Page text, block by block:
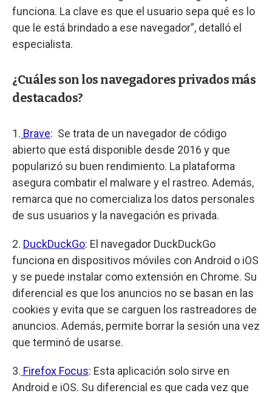
funciona. La clave es que el usuario sepa qué es lo
que le está brindado a ese navegador”, detalló el
especialista.
¿Cuáles son los navegadores privados más
destacados?
1. Brave: Se trata de un navegador de código
abierto que está disponible desde 2016 y que
popularizó su buen rendimiento. La plataforma
asegura combatir el malware y el rastreo. Además,
remarca que no comercializa los datos personales
de sus usuarios y la navegación es privada.
2. DuckDuckGo: El navegador DuckDuckGo
funciona en dispositivos móviles con Android o iOS
y se puede instalar como extensión en Chrome. Su
diferencial es que los anuncios no se basan en las
cookies y evita que se carguen los rastreadores de
anuncios. Además, permite borrar la sesión una vez
que terminó de usarse.
3. Firefox Focus: Esta aplicación solo sirve en
Android e iOS. Su diferencial es que cada vez que